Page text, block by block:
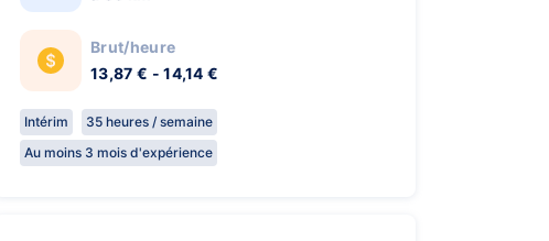
Brut/heure
13,87 € - 14,14 €
Intérim
35 heures / semaine
Au moins 3 mois d'expérience